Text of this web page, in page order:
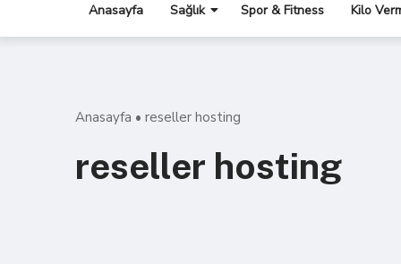
Anasayfa Sağlık Spor & Fitness Kilo
Anasayfa • reseller hosting
reseller hosting